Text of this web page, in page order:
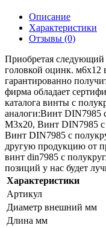
Описание
Характеристики
Отзывы (0)
Приобретая следующий
головкой оцинк. м6х12
гарантированно
фирма обладает
каталога винты с
аналоги:Винт DIN7985
М3х20, Винт DIN7985 с
Винт DIN7985 с
другую продукцию от
винт din7985 с
позиций у нас будет
Характеристики
Артикул
Диаметр внешний мм
Длина мм